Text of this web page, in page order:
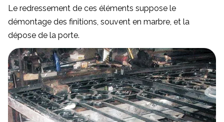
Le redressement de ces éléments suppose le
démontage des finitions, souvent en marbre, et la
dépose de la porte.